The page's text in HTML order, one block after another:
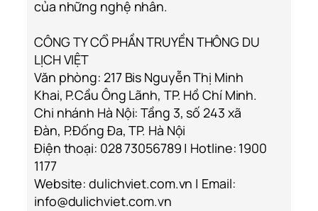
của những nghệ nhân.
CÔNG TY CỔ PHẦN TRUYỀN THÔNG DU
LỊCH VIỆT
Văn phòng: 217 Bis Nguyễn Thị Minh
Khai, P.Cầu Ông Lãnh, TP. Hồ Chí Minh.
Chi nhánh Hà Nội: Tầng 3, số 243 xã
Đàn, P.Đống Đa, TP. Hà Nội
Điện thoại: 028 73056789 | Hotline: 1900
1177
Website: dulichviet.com.vn | Email:
info@dulichviet.com.vn